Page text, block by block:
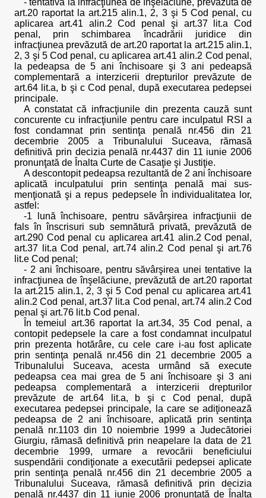
- tentativă la infracţiunea de înşelăciune, prevăzută de
art.20 raportat la art.215 alin.1, 2, 3 şi 5 Cod penal, cu
aplicarea art.41 alin.2 Cod penal şi art.37 lit.a Cod
penal, prin schimbarea încadrării juridice din
infracţiunea prevăzută de art.20 raportat la art.215 alin.1,
2, 3 şi 5 Cod penal, cu aplicarea art.41 alin.2 Cod penal,
la pedeapsa de 5 ani închisoare şi 3 ani pedeapsă
complementară a interzicerii drepturilor prevăzute de
art.64 lit.a, b şi c Cod penal, după executarea pedepsei
principale.
A constatat că infracţiunile din prezenta cauză sunt
concurente cu infracţiunile pentru care inculpatul RSI a
fost condamnat prin sentinţa penală nr.456 din 21
decembrie 2005 a Tribunalului Suceava, rămasă
definitivă prin decizia penală nr.4437 din 11 iunie 2006
pronunţată de Înalta Curte de Casaţie şi Justiţie.
A descontopit pedeapsa rezultantă de 2 ani închisoare
aplicată inculpatului prin sentinţa penală mai sus-
menţionată şi a repus pedepsele în individualitatea lor,
astfel:
-1 lună închisoare, pentru săvârşirea infracţiunii de
fals în înscrisuri sub semnătură privată, prevăzută de
art.290 Cod penal cu aplicarea art.41 alin.2 Cod penal,
art.37 lit.a Cod penal, art.74 alin.2 Cod penal şi art.76
lit.e Cod penal;
- 2 ani închisoare, pentru săvârşirea unei tentative la
infracţiunea de înşelăciune, prevăzută de art.20 raportat
la art.215 alin.1, 2, 3 şi 5 Cod penal cu aplicarea art.41
alin.2 Cod penal, art.37 lit.a Cod penal, art.74 alin.2 Cod
penal şi art.76 lit.b Cod penal.
În temeiul art.36 raportat la art.34, 35 Cod penal, a
contopit pedepsele la care a fost condamnat inculpatul
prin prezenta hotărâre, cu cele care i-au fost aplicate
prin sentinţa penală nr.456 din 21 decembrie 2005 a
Tribunalului Suceava, acesta urmând să execute
pedeapsa cea mai grea de 5 ani închisoare şi 3 ani
pedeapsa complementară a interzicerii drepturilor
prevăzute de art.64 lit.a, b şi c Cod penal, după
executarea pedepsei principale, la care se adiţionează
pedeapsa de 2 ani închisoare, aplicată prin sentinţa
penală nr.1103 din 10 noiembrie 1999 a Judecătoriei
Giurgiu, rămasă definitivă prin neapelare la data de 21
decembrie 1999, urmare a revocării beneficiului
suspendării condiţionate a executării pedepsei aplicate
prin sentinţa penală nr.456 din 21 decembrie 2005 a
Tribunalului Suceava, rămasă definitivă prin decizia
penală nr.4437 din 11 iunie 2006 pronunţată de Înalta